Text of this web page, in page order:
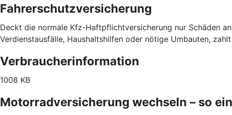
Fahrerschutzversicherung
Deckt die normale Kfz-Haftpflichtversicherung nur Schäden
Verdienstausfälle, Haushaltshilfen oder nötige Umbauten,
Verbraucherinformation
1008 KB
Motorradversicherung wechseln – so